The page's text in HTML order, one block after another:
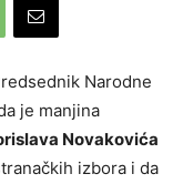
Narodne
je manjina
Novakovića
izbora i da